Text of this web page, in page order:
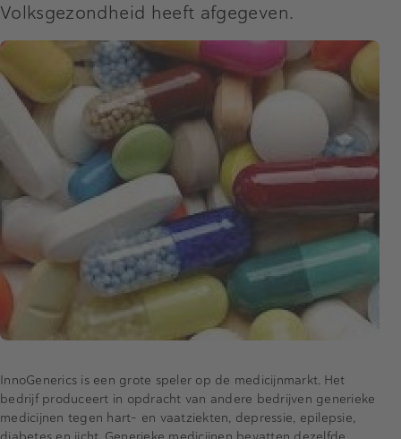
Volksgezondheid heeft afgegeven.
InnoGenerics is een grote speler op de medicijnmarkt. Het
bedrijf produceert in opdracht van andere bedrijven generieke
medicijnen tegen hart- en vaatziekten, depressie, epilepsie,